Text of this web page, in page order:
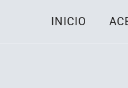
INICIO